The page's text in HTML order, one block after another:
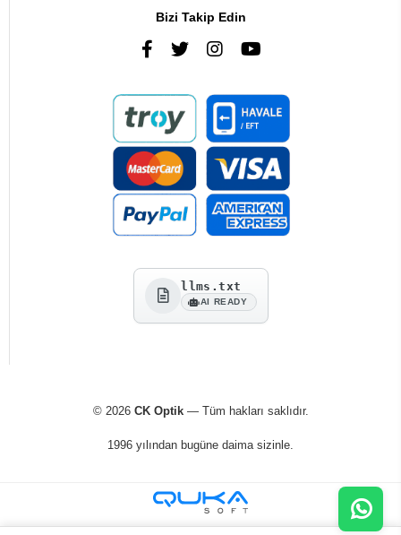
Bizi Takip Edin
llms.txt
AI READY
© 2026 CK Optik— Tüm hakları saklıdır.
1996 yılından bugüne daima sizinle.